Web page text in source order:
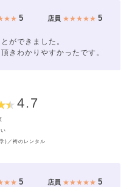
5 店員 ★★★★★5
ができました。
きわかりやすかったです。
4.7
)／袴のレンタル
5 店員 ★★★★★5